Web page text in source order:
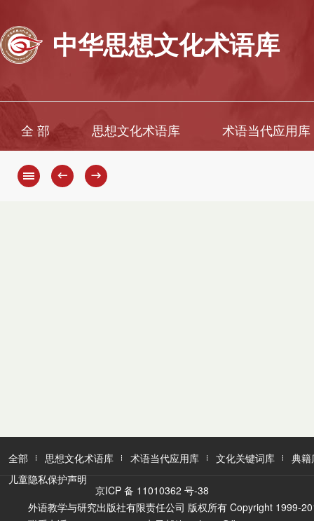
中华思想文化术语库
全 部 思想文化术语库 术语当代应用库
← →
全部 思想文化术语库 术语当代应用库 文化关键词库
典籍
儿童隐私保护声明
京ICP 备 11010362 号-38
外语教学与研究出版社有限责任公司 版权所有 Copyright 1999-